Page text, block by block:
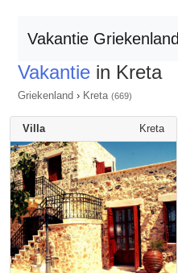
Vakantie Griekenland
Vakantie in Kreta
Griekenland › Kreta (669)
Villa Kreta